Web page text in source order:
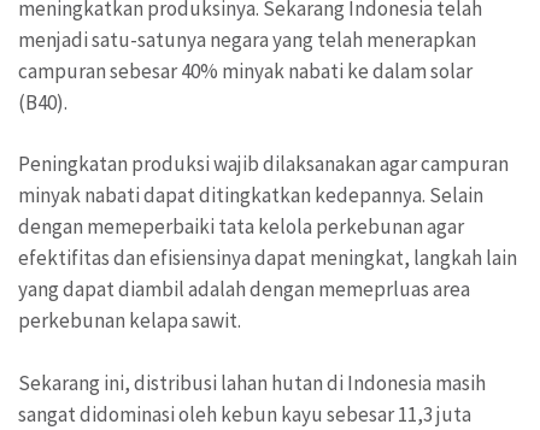
meningkatkan produksinya. Sekarang Indonesia telah
menjadi satu-satunya negara yang telah menerapkan
campuran sebesar 40% minyak nabati ke dalam solar
(B40).
Peningkatan produksi wajib dilaksanakan agar campuran
minyak nabati dapat ditingkatkan kedepannya. Selain
dengan memeperbaiki tata kelola perkebunan agar
efektifitas dan efisiensinya dapat meningkat, langkah lain
yang dapat diambil adalah dengan memeprluas area
perkebunan kelapa sawit.
Sekarang ini, distribusi lahan hutan di Indonesia masih
sangat didominasi oleh kebun kayu sebesar 11,3 juta